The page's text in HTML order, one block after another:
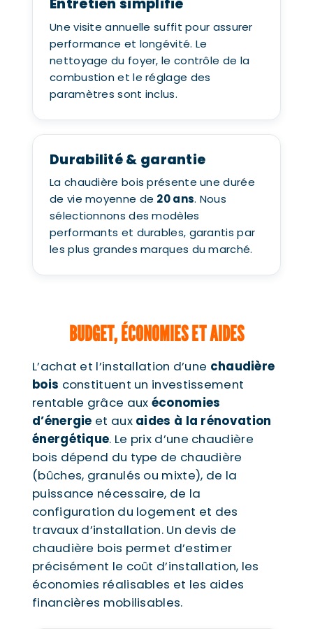
Entretien simplifié
Une visite annuelle suffit pour assurer
performance et longévité. Le
nettoyage du foyer, le contrôle de la
combustion et le réglage des
paramètres sont inclus.
Durabilité & garantie
La chaudière bois présente une durée
de vie moyenne de 20 ans. Nous
sélectionnons des modèles
performants et durables, garantis par
les plus grandes marques du marché.
BUDGET, ÉCONOMIES ET AIDES
L’achat et l’installation d’une chaudière
bois constituent un investissement
rentable grâce aux économies
d’énergie et aux aides à la rénovation
énergétique. Le prix d’une chaudière
bois dépend du type de chaudière
(bûches, granulés ou mixte), de la
puissance nécessaire, de la
configuration du logement et des
travaux d’installation. Un devis de
chaudière bois permet d’estimer
précisément le coût d’installation, les
économies réalisables et les aides
financières mobilisables.